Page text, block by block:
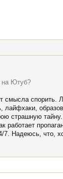
на Ютуб?
смысла спорить.
лайфхаки,
страшную
работает
7. Надеюсь, что,